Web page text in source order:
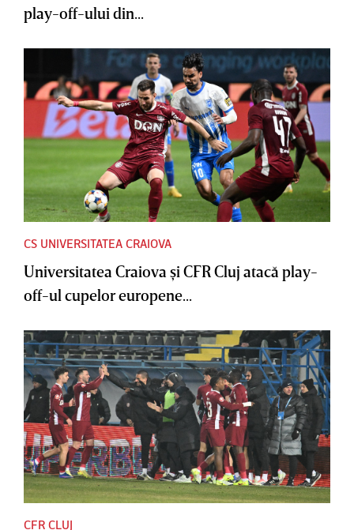
play-off-ului din...
CS UNIVERSITATEA CRAIOVA
Universitatea Craiova şi CFR Cluj atacă play-
off-ul cupelor europene...
CFR CLUJ